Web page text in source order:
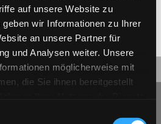
auf unsere Website zu
wir Informationen zu Ihrer
an unsere Partner für
und Analysen weiter. Unsere
möglicherweise mit
die Sie ihnen bereitgestellt